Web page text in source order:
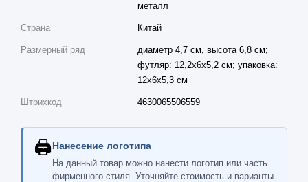
металл
Страна Китай
Размерный ряд
диаметр 4,7 см, высота 6,8 см;
футляр: 12,2х6х5,2 см; упаковка:
12х6х5,3 см
Штрихкод 4630065506559
🖨Нанесение логотипа
На данный товар можно нанести логотип или часть
фирменного стиля. Уточняйте стоимость и варианты